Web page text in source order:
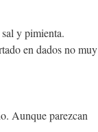
y pimienta.
en dados no muy
Aunque parezcan